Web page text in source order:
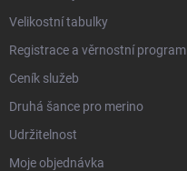
Velikostní tabulky
Registrace a věrnostní program
Ceník služeb
Druhá šance pro merino
Udržitelnost
Moje objednávka